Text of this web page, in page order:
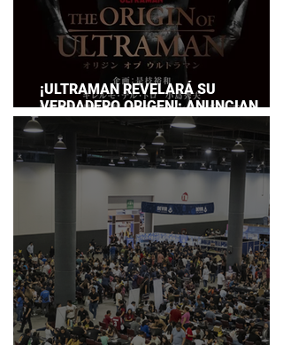
¡ULTRAMAN REVELARÁ SU
VERDADERO ORIGEN!: ANUNCIAN
DOCUMENTAL POR EL 60
ANIVERSARIO DE LA FRANQUICIA